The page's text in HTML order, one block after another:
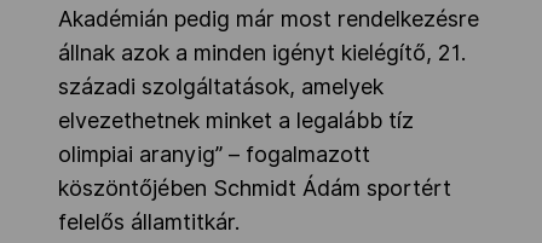
Akadémián pedig már most rendelkezésre
állnak azok a minden igényt kielégítő, 21.
századi szolgáltatások, amelyek
elvezethetnek minket a legalább tíz
olimpiai aranyig” – fogalmazott
köszöntőjében Schmidt Ádám sportért
felelős államtitkár.